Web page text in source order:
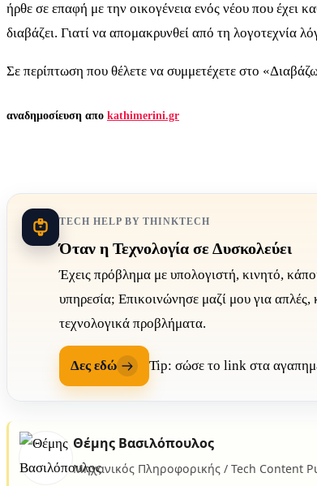
ήρθε σε επαφή με την οικογένεια ενός νέου που έχει
διαβάζει. Γιατί να απομακρυνθεί από τη λογοτεχνία
Σε περίπτωση που θέλετε να συμμετέχετε στο
αναδημοσίευση απο kathimerini.gr
TECH HELP BY THINKTECH
Όταν η Τεχνολογία σε Δυσκολεύει
Έχεις πρόβλημα με υπολογιστή, κινητό,
υπηρεσία; Επικοινώνησε μαζί μου για απλές,
τεχνολογικά προβλήματα.
Δες εδώ Tip: σώσε το link στα
Θέμης Βασιλόπουλος
Μηχανικός Πληροφορικής / Tech Content